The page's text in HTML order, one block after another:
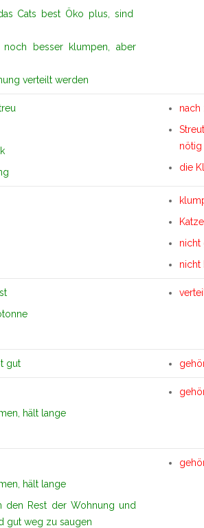
Cats best Öko plus, sind
besser klumpen, aber
verteilt werden
nach
nötig
die
nicht
nicht
gut
hält lange
hält lange
den Rest der Wohnung und
gut weg zu saugen